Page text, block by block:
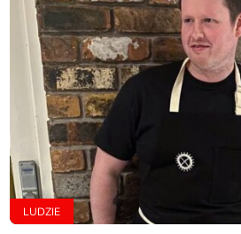
LUDZIE